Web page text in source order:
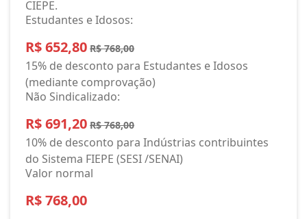
CIEPE.
Estudantes e Idosos:
R$ 652,80 R$ 768,00
15% de desconto para Estudantes e Idosos
(mediante comprovação)
Não Sindicalizado:
R$ 691,20 R$ 768,00
10% de desconto para Indústrias contribuintes
do Sistema FIEPE (SESI /SENAI)
Valor normal
R$ 768,00